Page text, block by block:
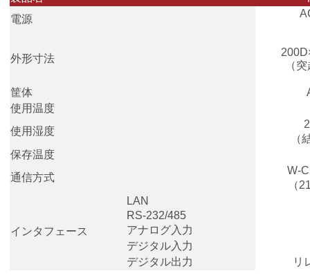
電源
外形寸法
（
筐体
使用温度
使用湿度
（
保存温度
通信方式
W-
（
インタフェース
LAN
RS-232/485
アナログ入力
デジタル入力
デジタル出力
リ